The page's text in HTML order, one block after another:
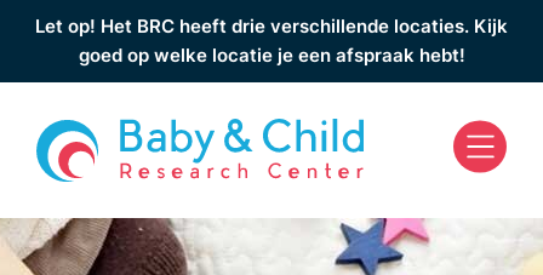
Let op! Het BRC heeft drie verschillende locaties. Kijk
goed op welke locatie je een afspraak hebt!